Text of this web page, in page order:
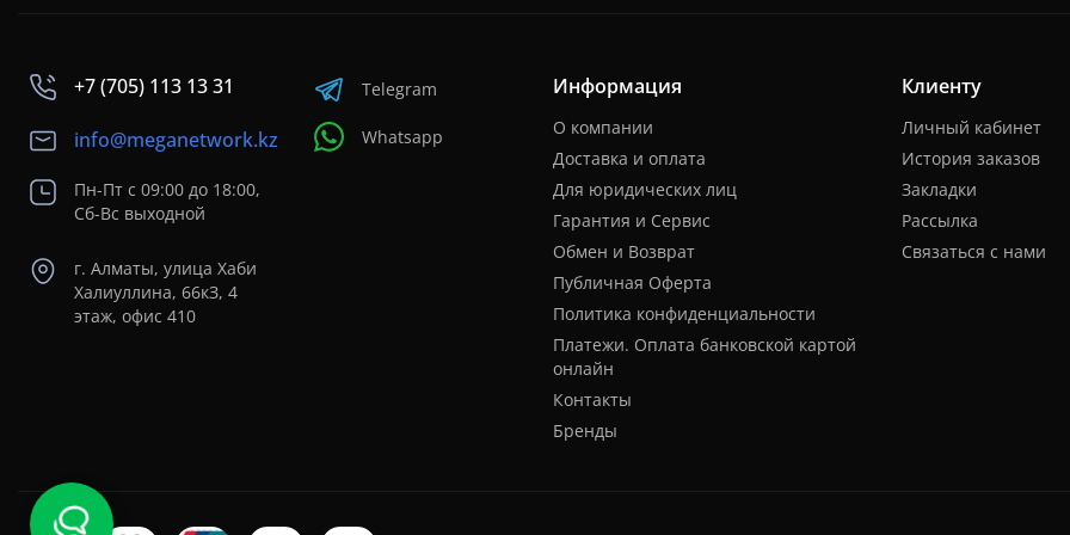
+7 (705) 113 13 31
info@meganetwork.kz
Пн-Пт с 09:00 до 18:00,
Сб-Вс выходной
г. Алматы, улица Хаби
Халиуллина, 66кЗ, 4
этаж, офис 410
Telegram
Whatsapp
Информация
О компании
Доставка и оплата
Для юридических лиц
Гарантия и Сервис
Обмен и Возврат
Публичная Оферта
Политика конфиденциальности
Платежи. Оплата банковской картой
онлайн
Контакты
Бренды
Клиенту
Личный кабинет
История заказов
Закладки
Рассылка
Связаться с нами